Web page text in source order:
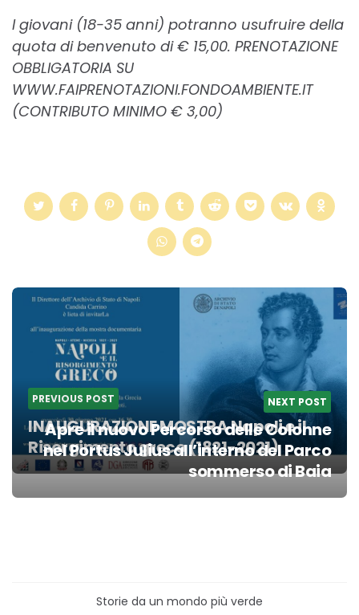
I giovani (18-35 anni) potranno usufruire della
quota di benvenuto di € 15,00. PRENOTAZIONE
OBBLIGATORIA SU
WWW.FAIPRENOTAZIONI.FONDOAMBIENTE.IT
(CONTRIBUTO MINIMO € 3,00)
Post
navigation
PREVIOUS POST
INAUGURAZIONE MOSTRA Napoli e il
Risorgimento greco (1821-2021)
NEXT POST
Apre il nuovo Percorso delle Colonne
nel Portus Julius all’interno del Parco
sommerso di Baia
Storie da un mondo più verde